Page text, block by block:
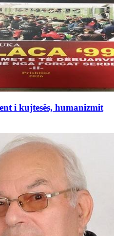
i kujtesës, humanizmit